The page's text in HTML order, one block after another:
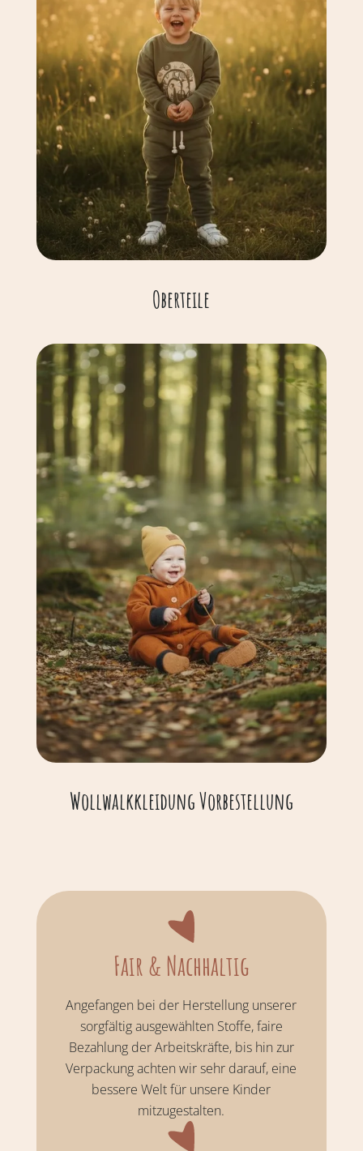
Oberteile
Wollwalkkleidung Vorbestellung
Fair & Nachhaltig
Angefangen bei der Herstellung unserer
sorgfältig ausgewählten Stoffe, faire
Bezahlung der Arbeitskräfte, bis hin zur
Verpackung achten wir sehr darauf, eine
bessere Welt für unsere Kinder
mitzugestalten.